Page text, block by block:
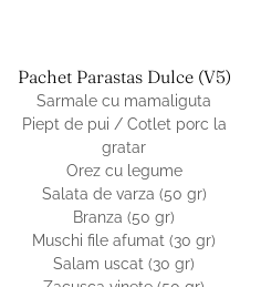
Pachet Parastas Dulce (v5)
Sarmale cu mamaliguta
Piept de pui / Cotlet porc la
gratar
Orez cu legume
Salata de varza (50 gr)
Branza (50 gr)
Muschi file afumat (30 gr)
Salam uscat (30 gr)